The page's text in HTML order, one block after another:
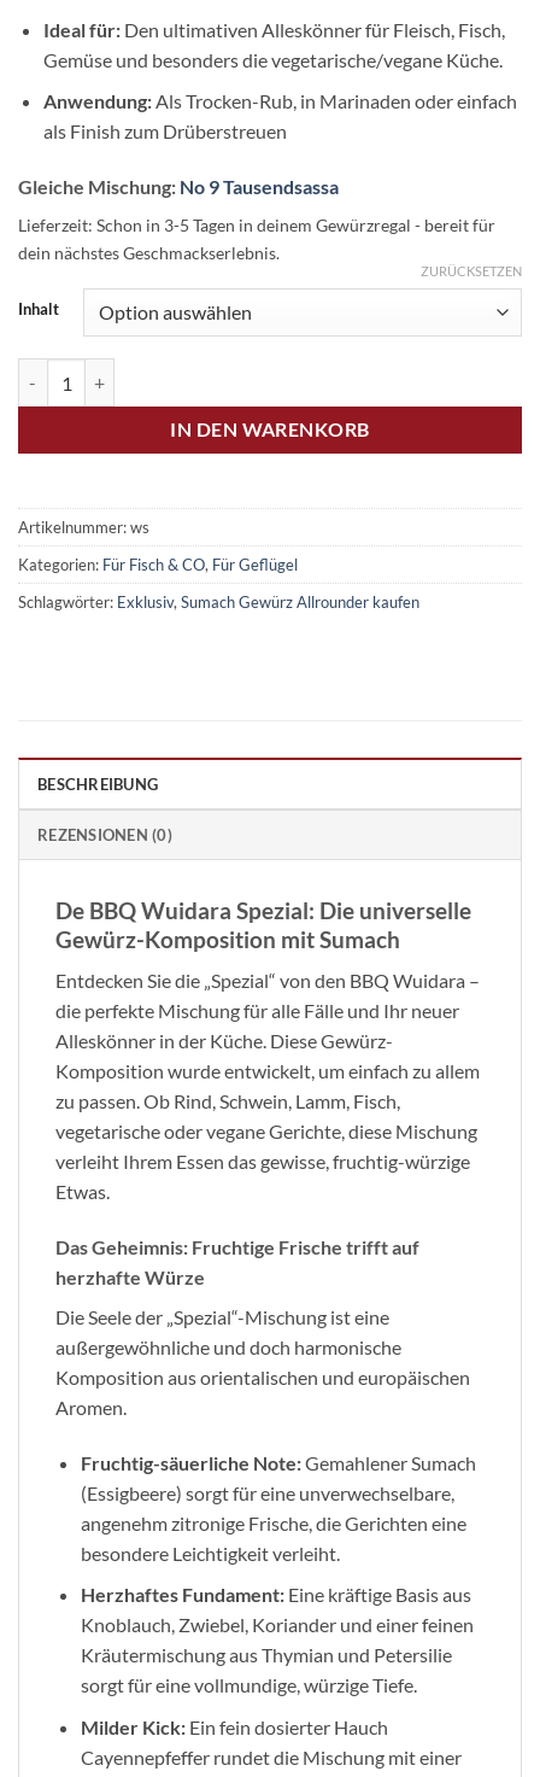
Ideal für:Den ultimativen Alleskönner für Fleisch, Fisch,
Gemüse und besonders die vegetarische/vegane Küche.
Anwendung:Als Trocken-Rub, in Marinaden oder einfach
als Finish zum Drüberstreuen
Gleiche Mischung: No 9 Tausendsassa
Lieferzeit: Schon in 3-5 Tagen in deinem Gewürzregal - bereit für
dein nächstes Geschmackserlebnis.
Inhalt
ZURÜCKSETZEN
IN DEN WARENKORB
Artikelnummer:ws
Kategorien: Für Fisch & CO, Für Geflügel
Schlagwörter: Exklusiv, Sumach Gewürz Allrounder kaufen
BESCHREIBUNG
REZENSIONEN (0)
De BBQ Wuidara Spezial: Die universelle
Gewürz-Komposition mit Sumach
Entdecken Sie die „Spezial“ von den BBQ Wuidara –
die perfekte Mischung für alle Fälle und Ihr neuer
Alleskönner in der Küche. Diese Gewürz-
Komposition wurde entwickelt, um einfach zu allem
zu passen. Ob Rind, Schwein, Lamm, Fisch,
vegetarische oder vegane Gerichte, diese Mischung
verleiht Ihrem Essen das gewisse, fruchtig-würzige
Etwas.
Das Geheimnis: Fruchtige Frische trifft auf
herzhafte Würze
Die Seele der „Spezial“-Mischung ist eine
außergewöhnliche und doch harmonische
Komposition aus orientalischen und europäischen
Aromen.
Fruchtig-säuerliche Note:Gemahlener Sumach
(Essigbeere) sorgt für eine unverwechselbare,
angenehm zitronige Frische, die Gerichten eine
besondere Leichtigkeit verleiht.
Herzhaftes Fundament:Eine kräftige Basis aus
Knoblauch, Zwiebel, Koriander und einer feinen
Kräutermischung aus Thymian und Petersilie
sorgt für eine vollmundige, würzige Tiefe.
Milder Kick:Ein fein dosierter Hauch
Cayennepfeffer rundet die Mischung mit einer